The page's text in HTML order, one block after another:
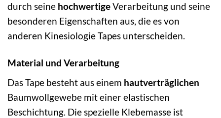
durch seine hochwertigeVerarbeitung und seine
besonderen Eigenschaften aus, die es von
anderen Kinesiologie Tapes unterscheiden.
Material und Verarbeitung
Das Tape besteht aus einem hautverträglichen
Baumwollgewebe mit einer elastischen
Beschichtung. Die spezielle Klebemasse ist